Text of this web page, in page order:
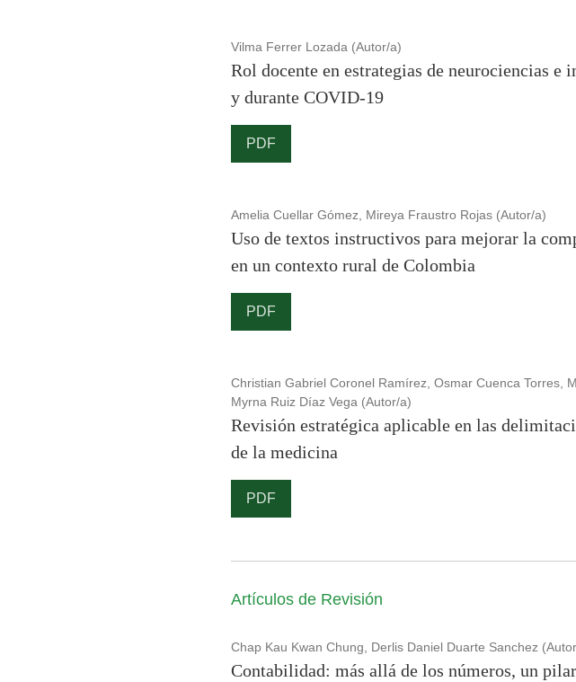
Vilma Ferrer Lozada (Autor/a)
Rol docente en estrategias de neurociencias
y durante COVID-19
PDF
Amelia Cuellar Gómez, Mireya Fraustro Rojas (Autor/a)
Uso de textos instructivos para mejorar la
en un contexto rural de Colombia
PDF
Christian Gabriel Coronel Ramírez, Osmar Cuenca Torres,
Myrna Ruiz Díaz Vega (Autor/a)
Revisión estratégica aplicable en las
de la medicina
PDF
Artículos de Revisión
Chap Kau Kwan Chung, Derlis Daniel Duarte Sanchez
Contabilidad: más allá de los números, un